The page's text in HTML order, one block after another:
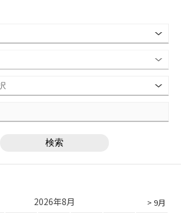
> 9月
2026年8月